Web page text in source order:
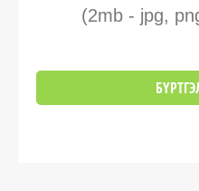
(2mb - jpg,